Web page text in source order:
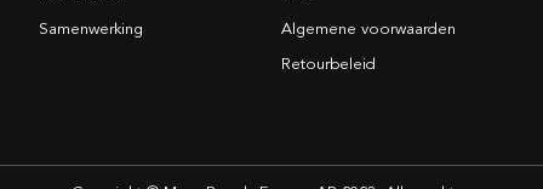
Samenwerking
Algemene voorwaarden
Retourbeleid